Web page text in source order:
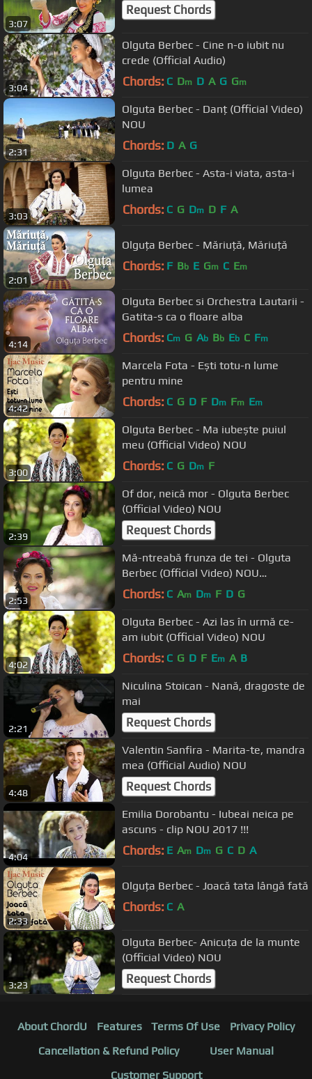
3:07
Request Chords
3:04
Olguta Berbec - Cine n-o iubit nu
crede (Official Audio)
Chords: C Dm D A G Gm
2:31
Olguta Berbec - Danț (Official Video)
NOU
Chords: D A G
3:03
Olguta Berbec - Asta-i viata, asta-i
lumea
Chords: C G Dm D F A
2:01
Olguța Berbec - Măriuță, Măriuță
Chords: F Bb E Gm C Em
4:14
Olguta Berbec si Orchestra Lautarii -
Gatita-s ca o floare alba
Chords: Cm G Ab Bb Eb C Fm
4:42
Marcela Fota - Ești totu-n lume
pentru mine
Chords: C G D F Dm Fm Em
3:00
Olguta Berbec - Ma iubește puiul
meu (Official Video) NOU
Chords: C G Dm F
2:39
Of dor, neică mor - Olguta Berbec
(Official Video) NOU
Request Chords
2:53
Mă-ntreabă frunza de tei - Olguta
Berbec (Official Video) NOU
#OlgutaBerbec
Chords: C Am Dm F D G
4:02
Olguta Berbec - Azi las în urmă ce-
am iubit (Official Video) NOU
Chords: C G D F Em A B
2:21
Niculina Stoican - Nană, dragoste de
mai
Request Chords
4:48
Valentin Sanfira - Marita-te, mandra
mea (Official Audio) NOU
Request Chords
4:04
Emilia Dorobantu - Iubeai neica pe
ascuns - clip NOU 2017 !!!
Chords: E Am Dm G C D A
2:33
Olguța Berbec - Joacă tata lângă fată
Chords: C A
3:23
Olguta Berbec- Anicuța de la munte
(Official Video) NOU
Request Chords
About ChordU Features Terms Of Use
Privacy Policy
Cancellation & Refund Policy
User Manual
Customer Support